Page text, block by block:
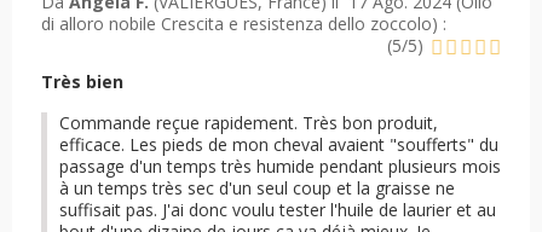
di alloro nobile Crescita e resistenza dello zoccolo) :
(5/5)
Très bien
Commande reçue rapidement. Très bon produit,
efficace. Les pieds de mon cheval avaient "soufferts" du
passage d'un temps très humide pendant plusieurs mois
à un temps très sec d'un seul coup et la graisse ne
suffisait pas. J'ai donc voulu tester l'huile de laurier et au